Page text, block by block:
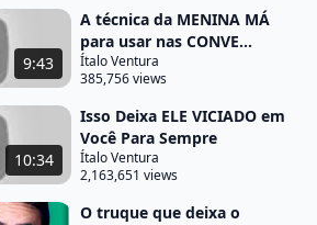
o passado daquele bolso
até que os espiões
o homem é verdadeiro santo
santo rei eu tenho o que confiar
para aquele emoji animado
fazer um convite venha morar
9:43
A técnica da MENINA MÁ
para usar nas CONVE...
Ítalo Ventura
385,756 views
10:34
Isso Deixa ELE VICIADO em
Você Para Sempre
Ítalo Ventura
2,163,651 views
O truque que deixa o